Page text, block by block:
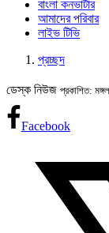
বাংলা কনভার্টার
আমাদের পরিবার
লাইভ টিভি
প্রচ্ছদ
ডেস্ক নিউজ প্রকাশিত:
Facebook